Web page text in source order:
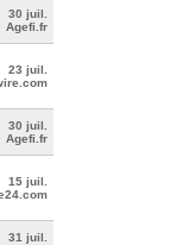
30 juil.
Agefi.fr
23 juil.
30 juil.
Agefi.fr
15 juil.
31 juil.